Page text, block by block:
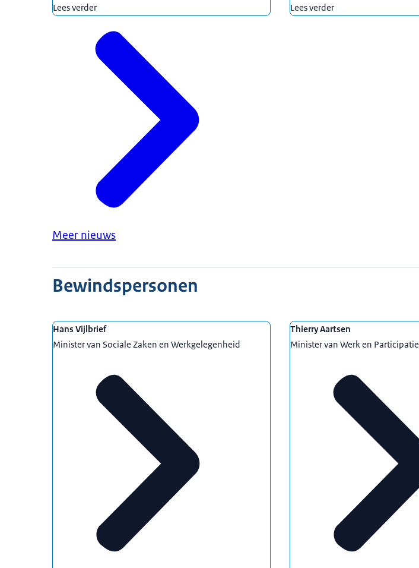
Lees verder Lees verder
Meer nieuws
Bewindspersonen
Hans Vijlbrief
Minister van Sociale Zaken en Werkgelegenheid
Thierry Aartsen
Minister van Werk en Participatie